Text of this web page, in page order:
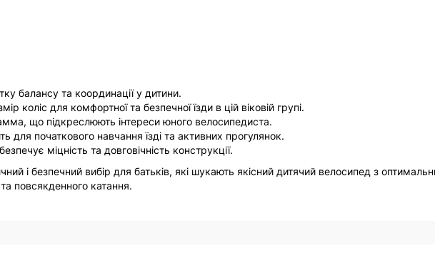
балансу та координації у дитини.
коліс для комфортної та безпечної їзди в цій віковій групі.
що підкреслюють інтереси юного велосипедиста.
для початкового навчання їзді та активних прогулянок.
міцність та довговічність конструкції.
і безпечний вибір для батьків, які шукають якісний дитячий велосипед з
повсякденного катання.